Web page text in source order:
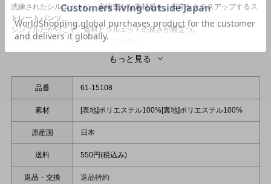
洗練されたシルエットに、表情豊かな素材感を。日常をクラスアップするス
トレートパンツ。
シンプルだからこそ、素材とシルエットの良さが際立つ。
表面感のある「ドビークロス」を使用し、
計算されたクリーンなラインで仕上げたストレートパンツが届きました。
無地でありながら奥行きのある素材感が、スタイリングに品格と深みをもた
らします。
程よいハリ感がありつつ、軽やかな穿き心地は、季節の変わり目にも最適で
フロントにはタックを施し、腰周りに程よいゆとりを持たせながらも、
ストンと落ちるストレートシルエットが脚のラインを真っ直ぐ、美しく整え
ます。
後ろウエストはゴム仕様で、きちんと見えを叶えながらストレスフリーに過
ごせる、
現代の女性に寄り添う一着です。
もっと見る
品番 61-15108
素材 [表地]ポリエステル100%[裏地]ポリエステル100%
原産国 日本
送料 550円(税込み)
返品・交換 返品特約